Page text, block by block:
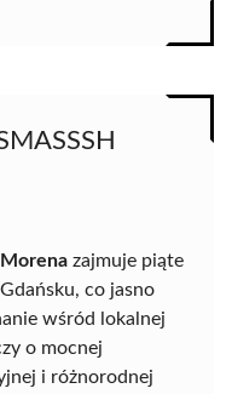
zajmuje piąte
co jasno
wśród lokalnej
o mocnej
i różnorodnej